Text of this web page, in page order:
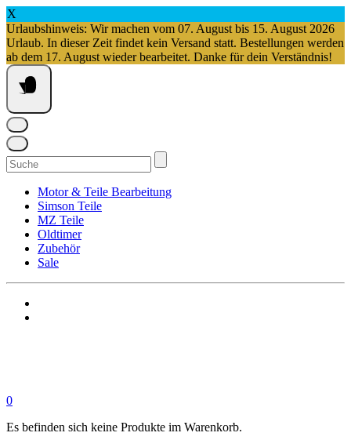
X
Urlaubshinweis: Wir machen vom 07. August bis 15. August 2026
Urlaub. In dieser Zeit findet kein Versand statt. Bestellungen werden
ab dem 17. August wieder bearbeitet. Danke für dein Verständnis!
Springe
zum
Inhalt
Suchen
nach:
Motor & Teile Bearbeitung
Simson Teile
MZ Teile
Oldtimer
Zubehör
Sale
0
Es befinden sich keine Produkte im Warenkorb.